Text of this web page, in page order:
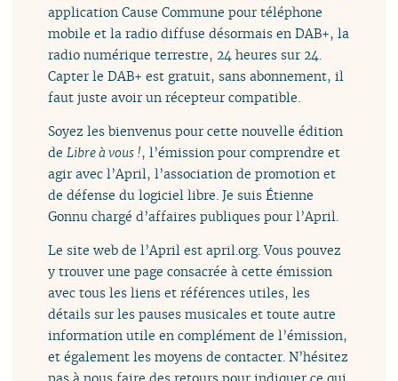
application Cause Commune pour téléphone
mobile et la radio diffuse désormais en DAB+, la
radio numérique terrestre, 24 heures sur 24.
Capter le DAB+ est gratuit, sans abonnement, il
faut juste avoir un récepteur compatible.
Soyez les bienvenus pour cette nouvelle édition
deLibre à vous !, l’émission pour comprendre et
agir avec l’April, l’association de promotion et
de défense du logiciel libre. Je suis Étienne
Gonnu chargé d’affaires publiques pour l’April.
Le site web de l’April est april.org. Vous pouvez
y trouver une page consacrée à cette émission
avec tous les liens et références utiles, les
détails sur les pauses musicales et toute autre
information utile en complément de l’émission,
et également les moyens de contacter. N’hésitez